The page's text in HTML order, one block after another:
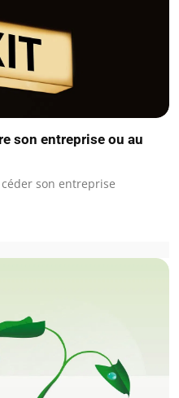
son entreprise ou au
son entreprise